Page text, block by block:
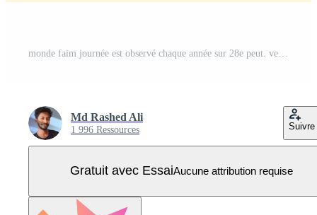
Md Rashed Ali
1 996 Ressources Suivre
Gratuit avec EssaiAucune attribution requise